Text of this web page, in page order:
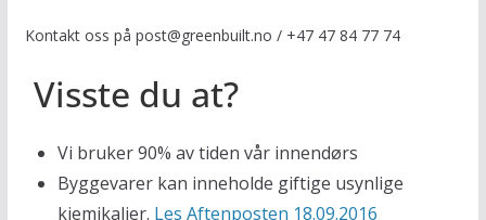
Kontakt oss på post@greenbuilt.no / +47 47 84 77 74
Visste du at?
Vi bruker 90% av tiden vår innendørs
Byggevarer kan inneholde giftige usynlige
kjemikalier. Les Aftenposten 18.09.2016